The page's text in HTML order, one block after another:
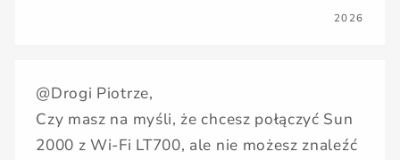
2026
@Drogi Piotrze,
Czy masz na myśli, że chcesz połączyć Sun
2000 z Wi-Fi LT700, ale nie możesz znaleźć